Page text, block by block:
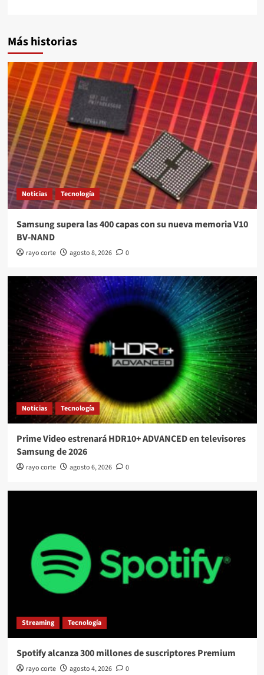
Más historias
Noticias Tecnología
Samsung supera las 400 capas con su nueva memoria V10
BV-NAND
rayo corte agosto 8, 2026 0
Noticias Tecnología
Prime Video estrenará HDR10+ ADVANCED en televisores
Samsung de 2026
rayo corte agosto 6, 2026 0
Streaming Tecnología
Spotify alcanza 300 millones de suscriptores Premium
rayo corte agosto 4, 2026 0